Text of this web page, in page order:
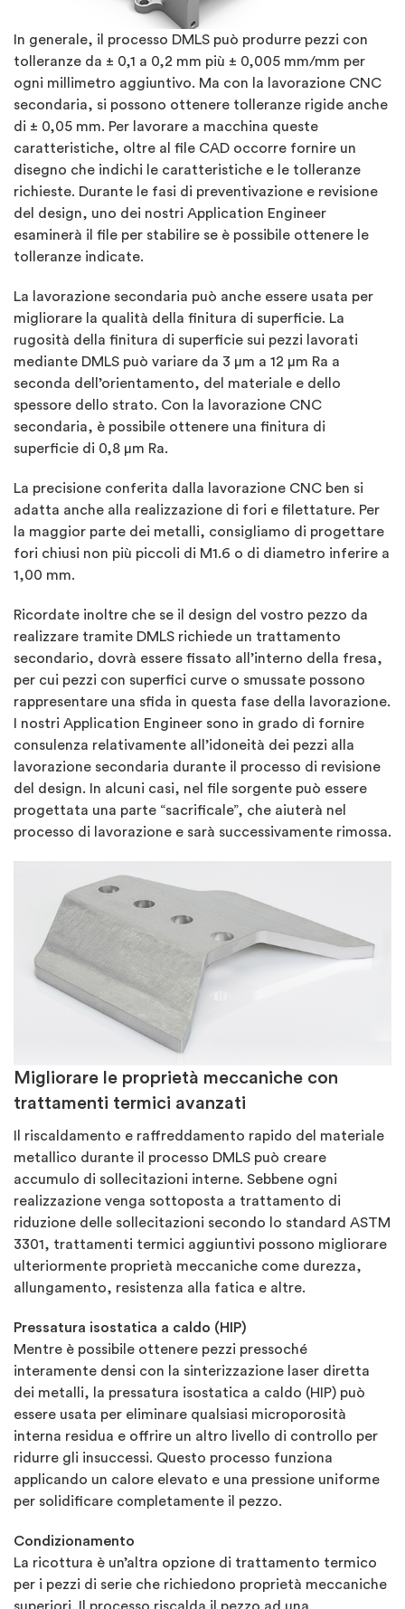
In generale, il processo DMLS può produrre pezzi con
tolleranze da ± 0,1 a 0,2 mm più ± 0,005 mm/mm per
ogni millimetro aggiuntivo. Ma con la lavorazione CNC
secondaria, si possono ottenere tolleranze rigide anche
di ± 0,05 mm. Per lavorare a macchina queste
caratteristiche, oltre al file CAD occorre fornire un
disegno che indichi le caratteristiche e le tolleranze
richieste. Durante le fasi di preventivazione e revisione
del design, uno dei nostri Application Engineer
esaminerà il file per stabilire se è possibile ottenere le
tolleranze indicate.
La lavorazione secondaria può anche essere usata per
migliorare la qualità della finitura di superficie. La
rugosità della finitura di superficie sui pezzi lavorati
mediante DMLS può variare da 3 µm a 12 µm Ra a
seconda dell’orientamento, del materiale e dello
spessore dello strato. Con la lavorazione CNC
secondaria, è possibile ottenere una finitura di
superficie di 0,8 µm Ra.
La precisione conferita dalla lavorazione CNC ben si
adatta anche alla realizzazione di fori e filettature. Per
la maggior parte dei metalli, consigliamo di progettare
fori chiusi non più piccoli di M1.6 o di diametro inferire a
1,00 mm.
Ricordate inoltre che se il design del vostro pezzo da
realizzare tramite DMLS richiede un trattamento
secondario, dovrà essere fissato all’interno della fresa,
per cui pezzi con superfici curve o smussate possono
rappresentare una sfida in questa fase della lavorazione.
I nostri Application Engineer sono in grado di fornire
consulenza relativamente all’idoneità dei pezzi alla
lavorazione secondaria durante il processo di revisione
del design. In alcuni casi, nel file sorgente può essere
progettata una parte “sacrificale”, che aiuterà nel
processo di lavorazione e sarà successivamente rimossa.
Migliorare le proprietà meccaniche con
trattamenti termici avanzati
Il riscaldamento e raffreddamento rapido del materiale
metallico durante il processo DMLS può creare
accumulo di sollecitazioni interne. Sebbene ogni
realizzazione venga sottoposta a trattamento di
riduzione delle sollecitazioni secondo lo standard ASTM
3301, trattamenti termici aggiuntivi possono migliorare
ulteriormente proprietà meccaniche come durezza,
allungamento, resistenza alla fatica e altre.
Pressatura isostatica a caldo (HIP)
Mentre è possibile ottenere pezzi pressoché
interamente densi con la sinterizzazione laser diretta
dei metalli, la pressatura isostatica a caldo (HIP) può
essere usata per eliminare qualsiasi microporosità
interna residua e offrire un altro livello di controllo per
ridurre gli insuccessi. Questo processo funziona
applicando un calore elevato e una pressione uniforme
per solidificare completamente il pezzo.
Condizionamento
La ricottura è un’altra opzione di trattamento termico
per i pezzi di serie che richiedono proprietà meccaniche
superiori. Il processo riscalda il pezzo ad una